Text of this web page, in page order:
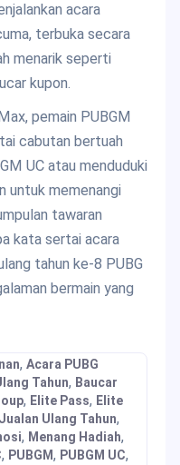
acara
terbuka secara
menarik seperti
kupon.
pemain PUBGM
cabutan bertuah
UC atau menduduki
untuk memenangi
tawaran
kata sertai acara
tahun ke-8 PUBG
bermain yang
, Acara PUBG
Tahun, Baucar
, Elite Pass, Elite
Jualan Ulang Tahun,
, Menang Hadiah,
, PUBGM, PUBGM UC,